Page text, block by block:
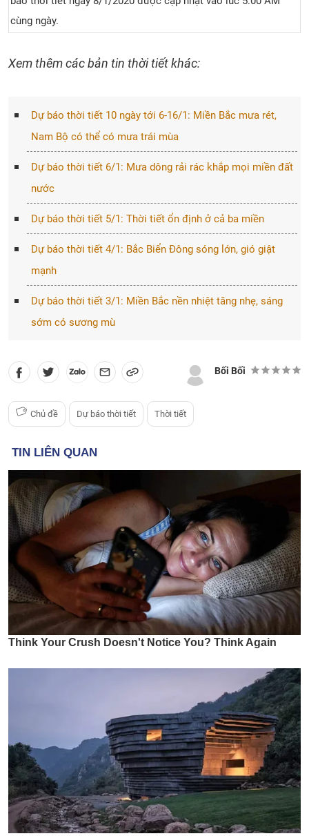
cùng ngày.
Xem thêm các bản tin thời tiết khác:
Dự báo thời tiết 10 ngày tới 6-16/1: Miền Bắc mưa rét,
Nam Bộ có thể có mưa trái mùa
Dự báo thời tiết 6/1: Mưa dông rải rác khắp mọi miền đất
nước
Dự báo thời tiết 5/1: Thời tiết ổn định ở cả ba miền
Dự báo thời tiết 4/1: Bắc Biển Đông sóng lớn, gió giật
mạnh
Dự báo thời tiết 3/1: Miền Bắc nền nhiệt tăng nhẹ, sáng
sớm có sương mù
Bối Bối
Chủ đề Dự báo thời tiết Thời tiết